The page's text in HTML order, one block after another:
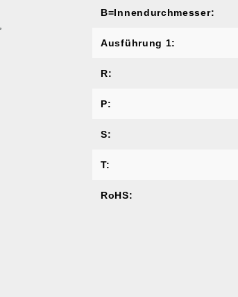
B=Innendurchmesser:
Ausführung 1:
R:
P:
S:
T:
RoHS: